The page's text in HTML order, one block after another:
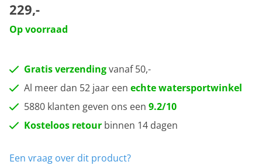
229,-
Op voorraad
Gratis verzendingvanaf 50,-
Al meer dan 52 jaar een echte watersportwinkel
5880 klanten geven ons een 9.2/10
Kosteloos retour binnen 14 dagen
Een vraag over dit product?